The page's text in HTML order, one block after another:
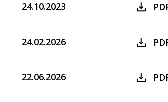
24.10.2023
24.02.2026
22.06.2026